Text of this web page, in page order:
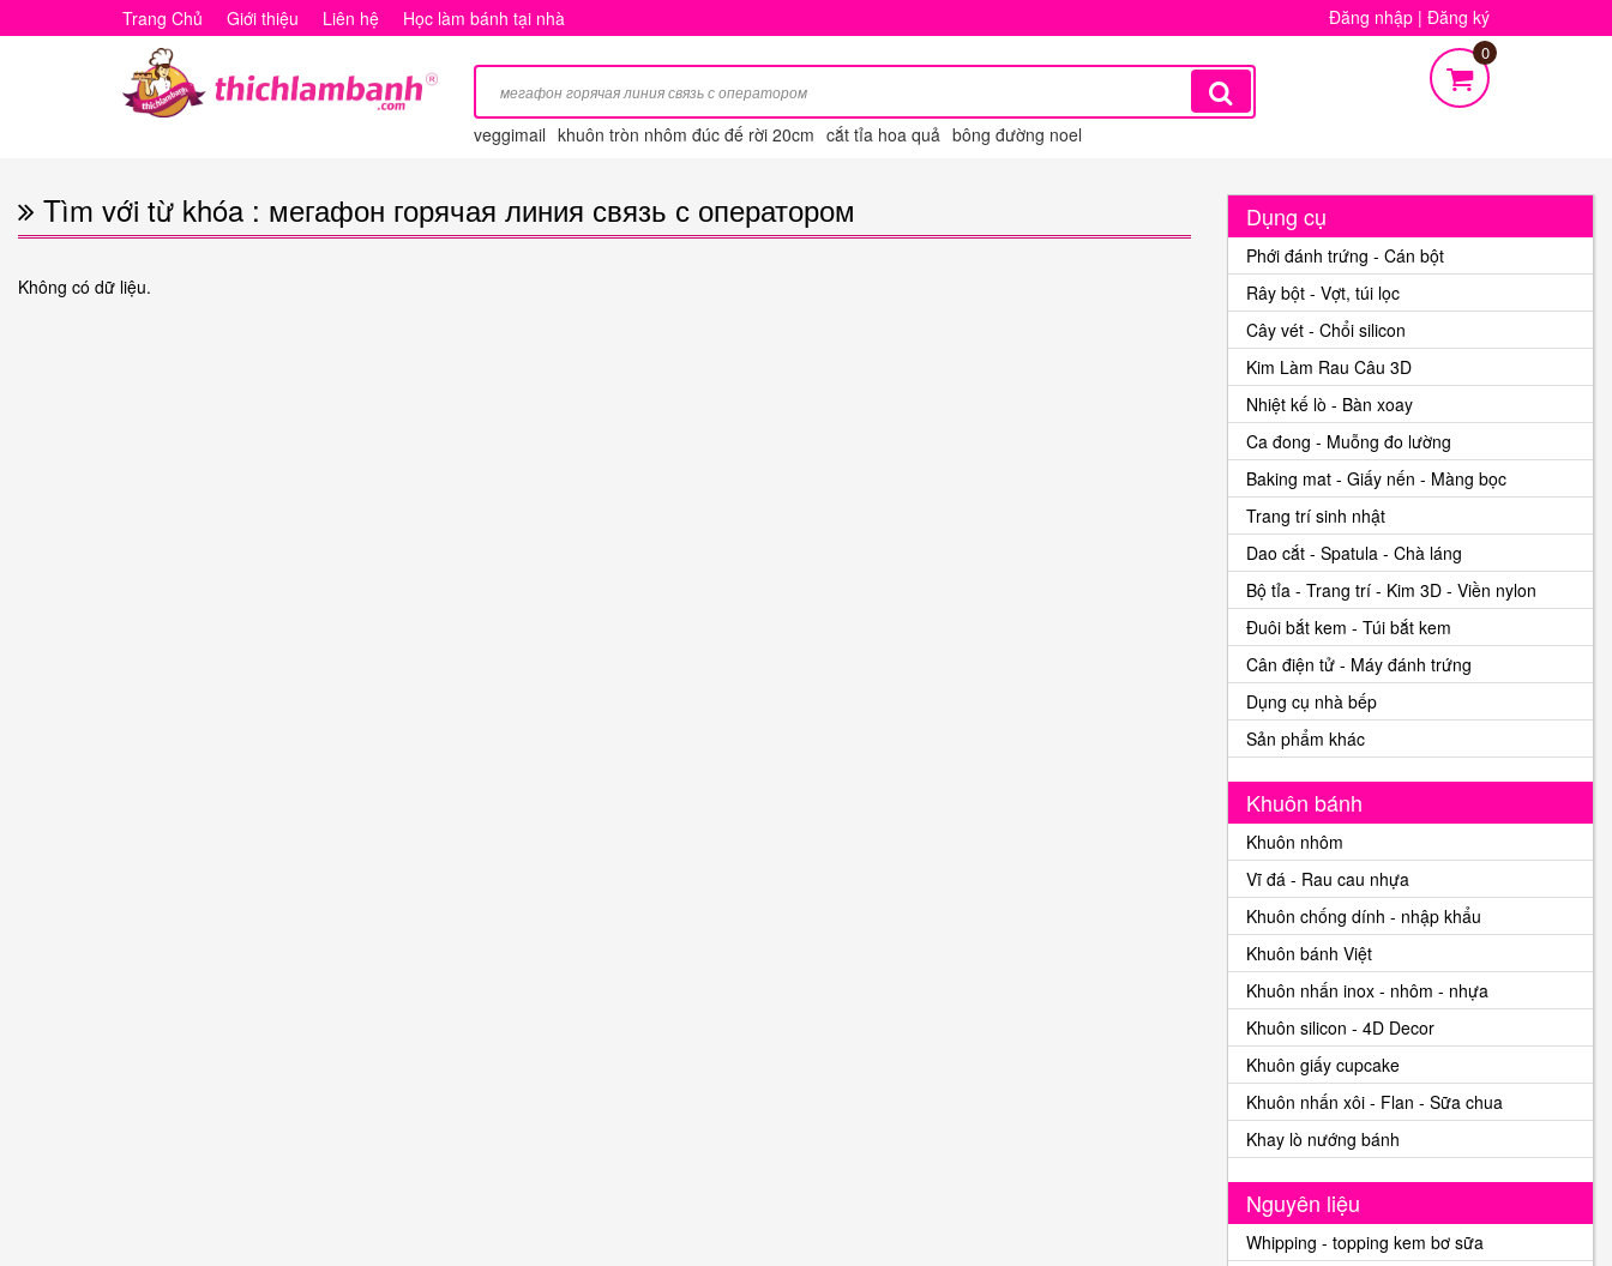
Tìm
мегафон
горячая
Trang Chủ Giới thiệu Liên hệ Học làm bánh tại nhà Đăng nhập | Đăng ký
veggimail khuôn tròn nhôm đúc đế rời 20cm cắt tỉa hoa quả bông đường noel
0
Tìm với từ khóa : мегафон горячая линия связь с оператором
Không có dữ liệu.
Dụng cụ
Phới đánh trứng - Cán bột
Rây bột - Vợt, túi lọc
Cây vét - Chổi silicon
Kim Làm Rau Câu 3D
Nhiệt kế lò - Bàn xoay
Ca đong - Muỗng đo lường
Baking mat - Giấy nến - Màng bọc
Trang trí sinh nhật
Dao cắt - Spatula - Chà láng
Bộ tỉa - Trang trí - Kim 3D - Viền nylon
Đuôi bắt kem - Túi bắt kem
Cân điện tử - Máy đánh trứng
Dụng cụ nhà bếp
Sản phẩm khác
Khuôn bánh
Khuôn nhôm
Vĩ đá - Rau cau nhựa
Khuôn chống dính - nhập khẩu
Khuôn bánh Việt
Khuôn nhấn inox - nhôm - nhựa
Khuôn silicon - 4D Decor
Khuôn giấy cupcake
Khuôn nhấn xôi - Flan - Sữa chua
Khay lò nướng bánh
Nguyên liệu
Whipping - topping kem bơ sữa